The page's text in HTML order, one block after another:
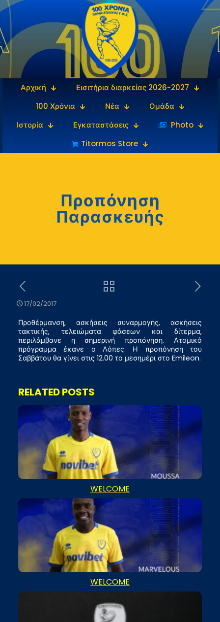
Αρχική
Εισιτήρια διαρκείας 2026-2027
100 Χρόνια
Νέα
Ομάδα
Ιστορία
Εγκαταστάσεις
‎‏‏‎ ‎Photo
Titormos Store
Προπόνηση
Παρασκευής
17/02/2017
Προθέρμανση, ασκήσεις συναρμογής, ασκήσεις
τακτικής, τελειώματα φάσεων και δίτερμα,
περιλάμβανε η σημερινή προπόνηση. Ατομικό
πρόγραμμα έκανε ο Λόπες. Η προπόνηση του
Σαββάτου θα γίνει στις 12.00 το μεσημέρι στο Emileon.
RELATED POSTS
WELCOME
WELCOME